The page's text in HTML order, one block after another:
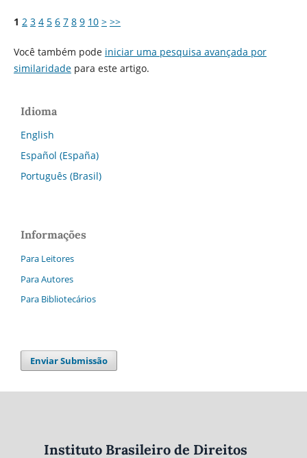
1 2 3 4 5 6 7 8 9 10 > >>
Você também pode iniciar uma pesquisa avançada por
similaridadepara este artigo.
Idioma
English
Español (España)
Português (Brasil)
Informações
Para Leitores
Para Autores
Para Bibliotecários
Enviar Submissão
Instituto Brasileiro de Direitos